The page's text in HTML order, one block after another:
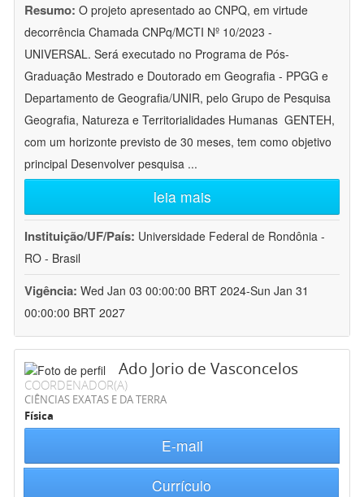
Resumo: O projeto apresentado ao CNPQ, em virtude
decorrência Chamada CNPq/MCTI Nº 10/2023 -
UNIVERSAL. Será executado no Programa de Pós-
Graduação Mestrado e Doutorado em Geografia - PPGG e
Departamento de Geografia/UNIR, pelo Grupo de Pesquisa
Geografia, Natureza e Territorialidades Humanas  GENTEH,
com um horizonte previsto de 30 meses, tem como objetivo
principal Desenvolver pesquisa ...
leia mais
Instituição/UF/País: Universidade Federal de Rondônia -
RO - Brasil
Vigência: Wed Jan 03 00:00:00 BRT 2024-Sun Jan 31
00:00:00 BRT 2027
Ado Jorio de Vasconcelos
COORDENADOR(A)
CIÊNCIAS EXATAS E DA TERRA
Física
E-mail
Currículo